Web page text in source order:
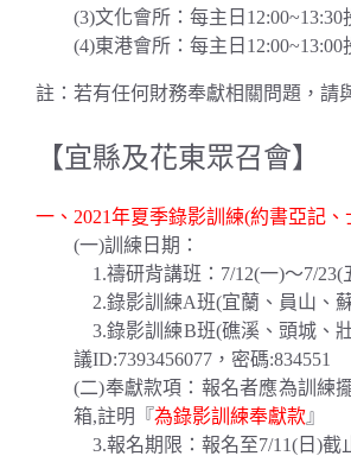
(3)文化會所：每主日
(4)東港會所：每主日
註：若有任何財務奉獻相關問題，請
【宜縣及花東眾召會】
一、2021年夏季錄影訓練(約書亞記
(一)訓練日期：
1.禱研背講班：7/12(一)～7/23(
2.錄影訓練A班(宜蘭、員山、蘇
3.錄影訓練B班(礁溪、頭城、
議ID:7393456077，密碼:834551
(二)奉獻款項：報名者應為訓練
箱,註明『為錄影訓練奉獻款』
3.報名期限：報名至7/11(日)截